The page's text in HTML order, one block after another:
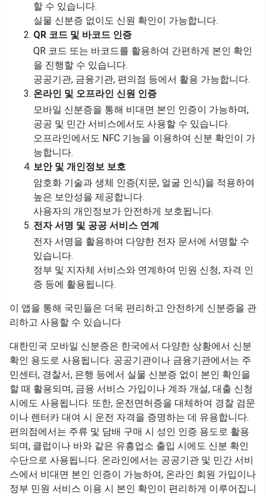
할 수 있습니다.
실물 신분증 없이도 신원 확인이 가능합니다.
QR 코드 및 바코드 인증
QR 코드 또는 바코드를 활용하여 간편하게 본인 확인
을 진행할 수 있습니다.
공공기관, 금융기관, 편의점 등에서 활용 가능합니다.
온라인 및 오프라인 신원 인증
모바일 신분증을 통해 비대면 본인 인증이 가능하며,
공공 및 민간 서비스에서도 사용할 수 있습니다.
오프라인에서도 NFC 기능을 이용하여 신분 확인이 가
능합니다.
보안 및 개인정보 보호
암호화 기술과 생체 인증(지문, 얼굴 인식)을 적용하여
높은 보안성을 제공합니다.
사용자의 개인정보가 안전하게 보호됩니다.
전자 서명 및 공공 서비스 연계
전자 서명을 활용하여 다양한 전자 문서에 서명할 수
있습니다.
정부 및 지자체 서비스와 연계하여 민원 신청, 자격 인
증 등에 활용됩니다.
이 앱을 통해 국민들은 더욱 편리하고 안전하게 신분증을 관
리하고 사용할 수 있습니다
대한민국 모바일 신분증은 한국에서 다양한 상황에서 신분
확인 용도로 사용됩니다. 공공기관이나 금융기관에서는 주
민센터, 경찰서, 은행 등에서 실물 신분증 없이 본인 확인을
할 때 활용되며, 금융 서비스 가입이나 계좌 개설, 대출 신청
시에도 사용됩니다. 또한, 운전면허증을 대체하여 경찰 검문
이나 렌터카 대여 시 운전 자격을 증명하는 데 유용합니다.
편의점에서는 주류 및 담배 구매 시 성인 인증 용도로 활용
되며, 클럽이나 바와 같은 유흥업소 출입 시에도 신분 확인
수단으로 사용됩니다. 온라인에서는 공공기관 및 민간 서비
스에서 비대면 본인 인증이 가능하여, 온라인 회원 가입이나
정부 민원 서비스 이용 시 본인 확인이 편리하게 이루어집니